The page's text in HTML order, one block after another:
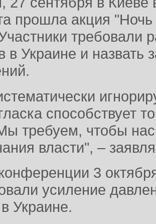
прошла акция
требовали
в Украине и назвать
способствует
требуем, чтобы
власти", –
3
усиление
Украине.